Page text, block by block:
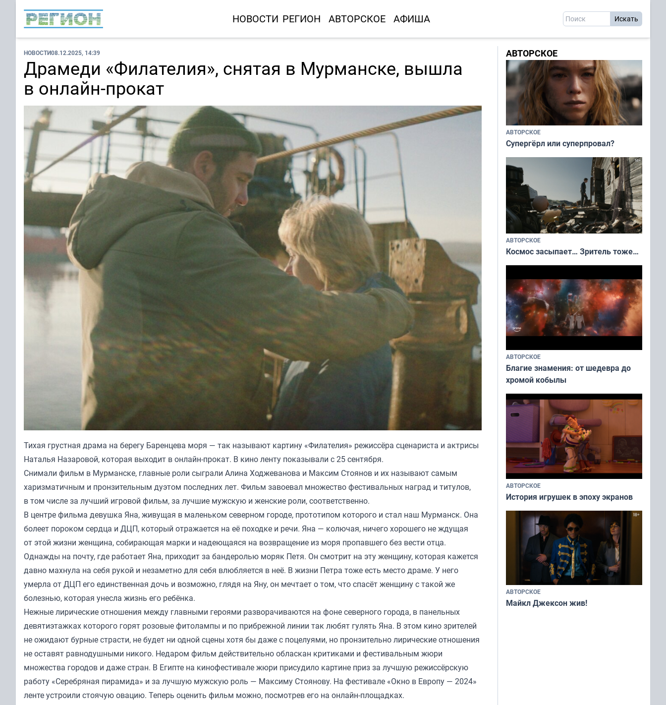
НОВОСТИ РЕГИОН АВТОРСКОЕ АФИША
НОВОСТИ08.12.2025, 14:39
Драмеди «Филателия», снятая в Мурманске, вышла
в онлайн-прокат
Тихая грустная драма на берегу Баренцева моря — так называют картину «Филателия» режиссёра сценариста и актрисы
Наталья Назаровой, которая выходит в онлайн-прокат. В кино ленту показывали с 25 сентября.
Снимали фильм в Мурманске, главные роли сыграли Алина Ходжеванова и Максим Стоянов и их называют самым
харизматичным и пронзительным дуэтом последних лет. Фильм завоевал множество фестивальных наград и титулов,
в том числе за лучший игровой фильм, за лучшие мужскую и женские роли, соответственно.
В центре фильма девушка Яна, живущая в маленьком северном городе, прототипом которого и стал наш Мурманск. Она
болеет пороком сердца и ДЦП, который отражается на её походке и речи. Яна — колючая, ничего хорошего не ждущая
от этой жизни женщина, собирающая марки и надеющаяся на возвращение из моря пропавшего без вести отца.
Однажды на почту, где работает Яна, приходит за бандеролью моряк Петя. Он смотрит на эту женщину, которая кажется
давно махнула на себя рукой и незаметно для себя влюбляется в неё. В жизни Петра тоже есть место драме. У него
умерла от ДЦП его единственная дочь и возможно, глядя на Яну, он мечтает о том, что спасёт женщину с такой же
болезнью, которая унесла жизнь его ребёнка.
Нежные лирические отношения между главными героями разворачиваются на фоне северного города, в панельных
девятиэтажках которого горят розовые фитолампы и по прибрежной линии так любят гулять Яна. В этом кино зрителей
не ожидают бурные страсти, не будет ни одной сцены хотя бы даже с поцелуями, но пронзительно лирические отношения
не оставят равнодушными никого. Недаром фильм действительно обласкан критиками и фестивальным жюри
множества городов и даже стран. В Египте на кинофестивале жюри присудило картине приз за лучшую режиссёрскую
работу «Серебряная пирамида» и за лучшую мужскую роль — Максиму Стоянову. На фестивале «Окно в Европу — 2024»
ленте устроили стоячую овацию. Теперь оценить фильм можно, посмотрев его на онлайн-площадках.
АВТОРСКОЕ
АВТОРСКОЕ
Супергёрл или суперпровал?
АВТОРСКОЕ
Космос засыпает… Зритель тоже…
АВТОРСКОЕ
Благие знамения: от шедевра до
хромой кобылы
АВТОРСКОЕ
История игрушек в эпоху экранов
АВТОРСКОЕ
Майкл Джексон жив!